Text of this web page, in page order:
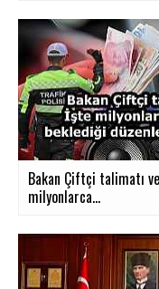
Bakan Çiftçi talimatı
milyonlarca...